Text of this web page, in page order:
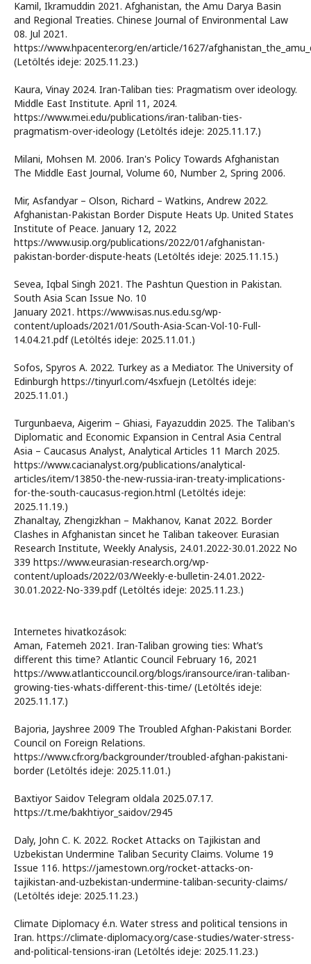
Kamil, Ikramuddin 2021. Afghanistan, the Amu Darya Basin
and Regional Treaties. Chinese Journal of Environmental Law
08. Jul 2021.
https://www.hpacenter.org/en/article/1627/
(Letöltés ideje: 2025.11.23.)
Kaura, Vinay 2024. Iran-Taliban ties: Pragmatism over ideology.
Middle East Institute. April 11, 2024.
https://www.mei.edu/publications/iran-taliban-ties-
pragmatism-over-ideology (Letöltés ideje: 2025.11.17.)
Milani, Mohsen M. 2006. Iran's Policy Towards Afghanistan
The Middle East Journal, Volume 60, Number 2, Spring 2006.
Mir, Asfandyar – Olson, Richard – Watkins, Andrew 2022.
Afghanistan-Pakistan Border Dispute Heats Up. United States
Institute of Peace. January 12, 2022
https://www.usip.org/publications/2022/01/afghanistan-
pakistan-border-dispute-heats (Letöltés ideje: 2025.11.15.)
Sevea, Iqbal Singh 2021. The Pashtun Question in Pakistan.
South Asia Scan Issue No. 10
January 2021. https://www.isas.nus.edu.sg/wp-
content/uploads/2021/01/South-Asia-Scan-Vol-10-Full-
14.04.21.pdf (Letöltés ideje: 2025.11.01.)
Sofos, Spyros A. 2022. Turkey as a Mediator. The University of
Edinburgh https://tinyurl.com/4sxfuejn (Letöltés ideje:
2025.11.01.)
Turgunbaeva, Aigerim – Ghiasi, Fayazuddin 2025. The Taliban's
Diplomatic and Economic Expansion in Central Asia Central
Asia – Caucasus Analyst, Analytical Articles 11 March 2025.
https://www.cacianalyst.org/publications/analytical-
articles/item/13850-the-new-russia-iran-treaty-implications-
for-the-south-caucasus-region.html (Letöltés ideje:
2025.11.19.)
Zhanaltay, Zhengizkhan – Makhanov, Kanat 2022. Border
Clashes in Afghanistan sincet he Taliban takeover. Eurasian
Research Institute, Weekly Analysis, 24.01.2022-30.01.2022 No
339 https://www.eurasian-research.org/wp-
content/uploads/2022/03/Weekly-e-bulletin-24.01.2022-
30.01.2022-No-339.pdf (Letöltés ideje: 2025.11.23.)
Internetes hivatkozások:
Aman, Fatemeh 2021. Iran-Taliban growing ties: What’s
different this time? Atlantic Council February 16, 2021
https://www.atlanticcouncil.org/blogs/iransource/iran-taliban-
growing-ties-whats-different-this-time/ (Letöltés ideje:
2025.11.17.)
Bajoria, Jayshree 2009 The Troubled Afghan-Pakistani Border.
Council on Foreign Relations.
https://www.cfr.org/backgrounder/troubled-afghan-pakistani-
border (Letöltés ideje: 2025.11.01.)
Baxtiyor Saidov Telegram oldala 2025.07.17.
https://t.me/bakhtiyor_saidov/2945
Daly, John C. K. 2022. Rocket Attacks on Tajikistan and
Uzbekistan Undermine Taliban Security Claims. Volume 19
Issue 116. https://jamestown.org/rocket-attacks-on-
tajikistan-and-uzbekistan-undermine-taliban-security-claims/
(Letöltés ideje: 2025.11.23.)
Climate Diplomacy é.n. Water stress and political tensions in
Iran. https://climate-diplomacy.org/case-studies/water-stress-
and-political-tensions-iran (Letöltés ideje: 2025.11.23.)